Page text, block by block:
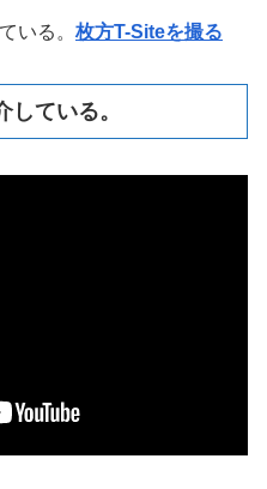
いる。 枚方T-Siteを撮る
ている。